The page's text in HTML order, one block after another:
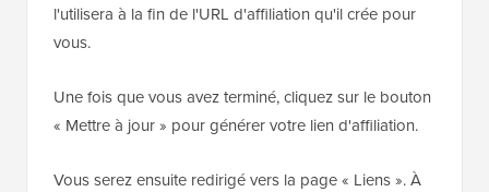
l'utilisera à la fin de l'URL d'affiliation qu'il crée pour
vous.
Une fois que vous avez terminé, cliquez sur le bouton
« Mettre à jour » pour générer votre lien d'affiliation.
Vous serez ensuite redirigé vers la page « Liens ». À